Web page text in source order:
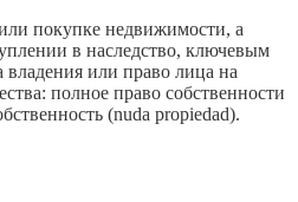
покупке недвижимости, а
в наследство, ключевым
или право лица на
полное право собственности
(nuda propiedad).